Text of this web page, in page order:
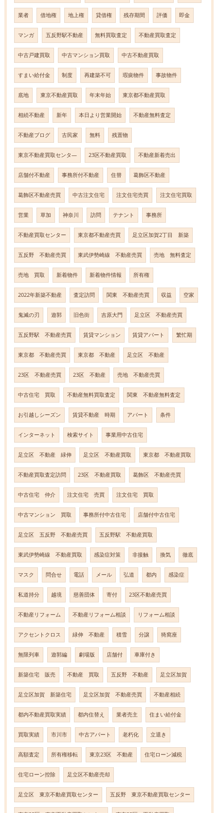
業者 借地権 地上権 貸借権 残存期間 評価 即金
マンガ 五反野駅不動産 無料買取査定 不動産買取査定
中古戸建買取 中古マンション買取 中古不動産買取
すまい給付金 制度 再建築不可 瑕疵物件 事故物件
底地 東京不動産買取 年末年始 東京都不動産買取
相続不動産 新年 本日より営業開始 不動産無料査定
不動産ブログ 古民家 無料 残置物
東京不動産買取センタ― 23区不動産買取 不動産新着売出
店舗付不動産 事務所付不動産 住替 葛飾区不動産
葛飾区不動産売買 中古注文住宅 注文住宅売買 注文住宅買取
営業 草加 神奈川 訪問 テナント 事務所
不動産買取センター 東京都不動産売買 足立区加賀2丁目 新築
五反野 不動産売買 東武伊勢崎線 不動産売買 売地 無料査定
売地 買取 新着物件 新着物件情報 所有権
2022年新築不動産 査定訪問 関東 不動産売買 収益 空家
鬼滅の刃 遊郭 旧色街 吉原大門 足立区 不動産売買
五反野駅 不動産売買 賃貸マンション 賃貸アパート 繁忙期
東京都 不動産売買 東京都 不動産 足立区 不動産
23区 不動産売買 23区 不動産 売地 不動産売買
中古住宅 買取 不動産無料買取査定 関東 不動産無料査定
お引越しシーズン 賃貸不動産 時期 アパート 条件
インターネット 検索サイト 事業用中古住宅
足立区 不動産 緑伸 足立区 不動産買取 東京都 不動産買取
不動産買取査定訪問 23区 不動産買取 葛飾区 不動産売買
中古住宅 仲介 注文住宅 売買 注文住宅 買取
中古マンション 買取 事務所付中古住宅 店舗付中古住宅
足立区 五反野 不動産売買 五反野駅 不動産買取
東武伊勢崎線 不動産買取 感染症対策 非接触 換気 徹底
マスク 問合せ 電話 メール 弘道 都内 感染症
私道持分 越境 慈善団体 寄付 23区不動産売買
不動産リフォーム 不動産リフォーム相談 リフォーム相談
アクセントクロス 緑伸 不動産 積雪 分譲 猗窩座
無限列車 遊郭編 劇場版 店舗付 車庫付き
新築住宅 販売 不動産 買取 五反野 不動産 足立区加賀
足立区加賀 新築住宅 足立区加賀 不動産売買 不動産相続
都内不動産買取実績 都内住替え 業者売主 住まい給付金
買取実績 市川市 中古アパート 老朽化 立退き
高額査定 所有権移転 東京23区 不動産 住宅ローン減税
住宅ローン控除 足立区不動産売却
足立区 東京不動産買取センター 五反野 東京不動産買取センター